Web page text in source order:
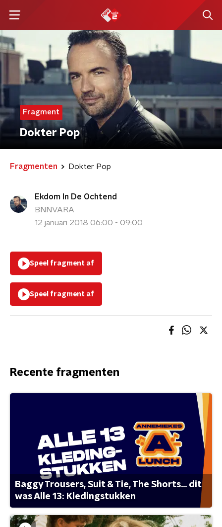
Fragment
Dokter Pop
Fragmenten Dokter Pop
Ekdom In De Ochtend
BNNVARA
12 januari 2018 06:00 - 09:00
Speel fragment af
Speel fragment af
Recente fragmenten
Baggy Trousers, Suit & Tie, The Shorts... dit
was Alle 13: Kledingstukken